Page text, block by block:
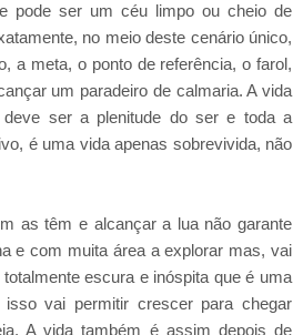
pode ser um céu limpo ou cheio de
no meio deste cenário único,
a meta, o ponto de referência, o farol,
um paradeiro de calmaria. A vida
deve ser a plenitude do ser e toda a
é uma vida apenas sobrevivida, não
as têm e alcançar a lua não garante
e com muita área a explorar mas, vai
escura e inóspita que é uma
vai permitir crescer para chegar
A vida também é assim depois de